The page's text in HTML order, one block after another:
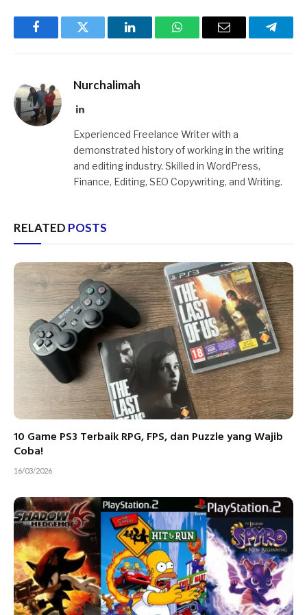
melalui controller.
jenis cheat yang digunakan.
FacebookTwitter LinkedInWhatsAppEmail
Nurchalimah
LinkedIn
Experienced Freelance Writer with a
demonstrated history of working in the writing
and editing industry. Skilled in WordPress,
Finance, Editing, SEO Copywriting, and Writing.
RELATED POSTS
10 Game PS3 Terbaik RPG, FPS, dan Puzzle yang Wajib
Coba!
16/03/2026